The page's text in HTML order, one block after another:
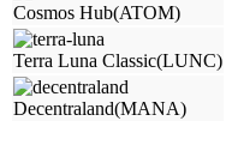
Cosmos Hub(ATOM)
Terra Luna Classic(LUNC)
Decentraland(MANA)